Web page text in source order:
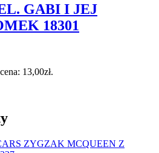
GABI I JEJ
18301
13,00zł.